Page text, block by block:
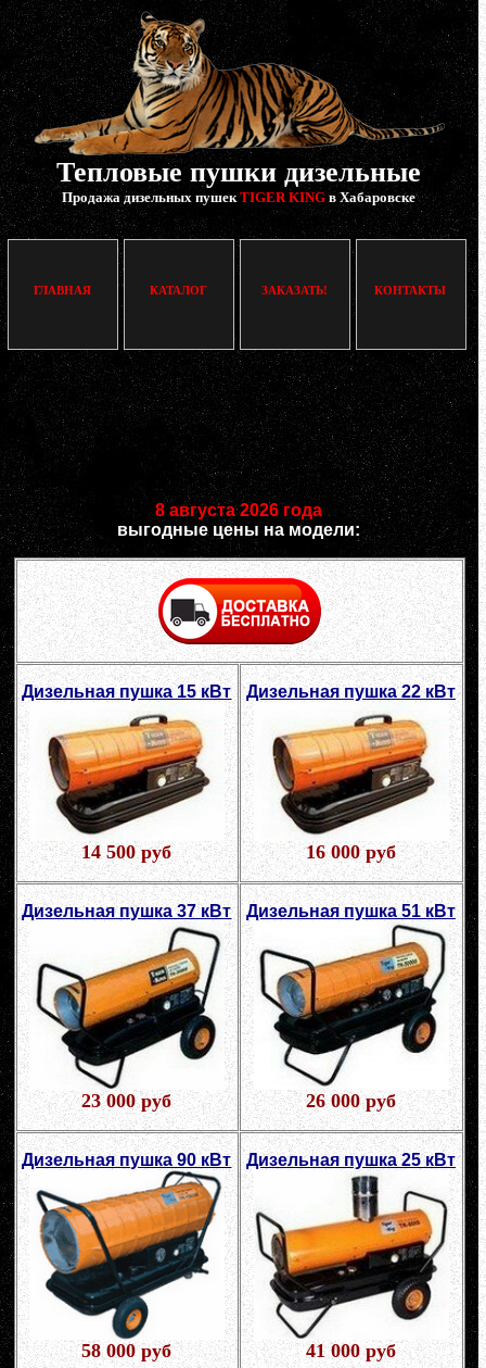
Тепловые пушки дизельные
Продажа дизельных пушекTIGER KING в Хабаровске
ГЛАВНАЯ КАТАЛОГ ЗАКАЗАТЬ! КОНТАКТЫ
8 августа 2026 года
выгодные цены на модели:
Дизельная пушка 15 кВт
14 500 руб
Дизельная пушка 22 кВт
16 000 руб
Дизельная пушка 37 кВт
23 000 руб
Дизельная пушка 51 кВт
26 000 руб
Дизельная пушка 90 кВт
58 000 руб
Дизельная пушка 25 кВт
41 000 руб